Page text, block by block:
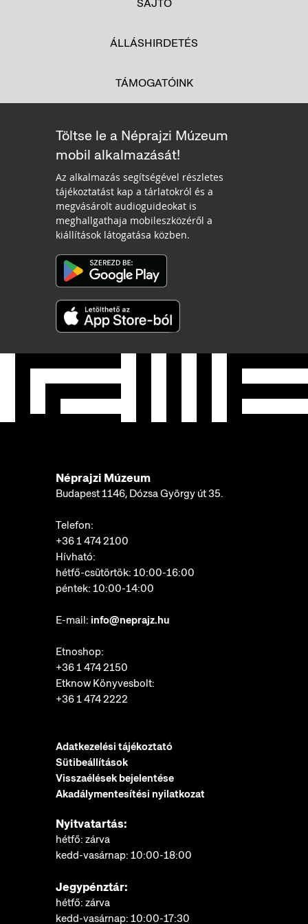
SAJTÓ
ÁLLÁSHIRDETÉS
TÁMOGATÓINK
Töltse le a Néprajzi Múzeum
mobil alkalmazását!
Az alkalmazás segítségével részletes
tájékoztatást kap a tárlatokról és a
megvásárolt audioguideokat is
meghallgathaja mobileszközéről a
kiállítások látogatása közben.
Néprajzi Múzeum
Budapest 1146, Dózsa György út 35.
Telefon:
+36 1 474 2100
Hívható:
hétfő-csütörtök: 10:00-16:00
péntek: 10:00-14:00
E-mail: info@neprajz.hu
Etnoshop:
+36 1 474 2150
Etknow Könyvesbolt:
+36 1 474 2222
Adatkezelési tájékoztató
Sütibeállítások
Visszaélések bejelentése
Akadálymentesítési nyilatkozat
Nyitvatartás:
hétfő: zárva
kedd-vasárnap: 10:00-18:00
Jegypénztár:
hétfő: zárva
kedd-vasárnap: 10:00-17:30